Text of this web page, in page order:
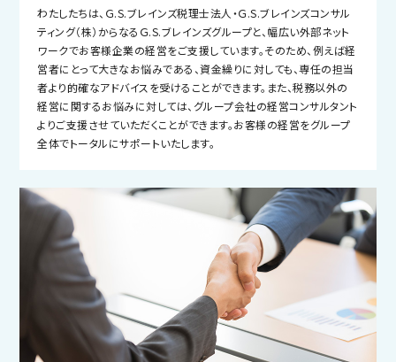
わたしたちは、Ｇ.S.ブレインズ税理士法人・Ｇ.S.ブレインズコンサル
ティング（株）からなるＧ.S.ブレインズグループと、幅広い外部ネット
ワークでお客様企業の経営をご支援しています。そのため、例えば経
営者にとって大きなお悩みである、資金繰りに対しても、専任の担当
者より的確なアドバイスを受けることができます。また、税務以外の
経営に関するお悩みに対しては、グループ会社の経営コンサルタント
よりご支援させていただくことができます。お客様の経営をグループ
全体でトータルにサポートいたします。